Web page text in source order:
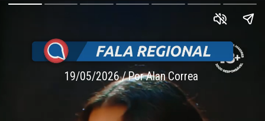
19/05/2026 / Por Alan Correa